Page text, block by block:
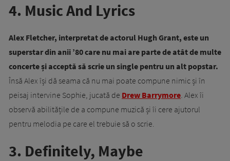
4. Music And Lyrics
Alex Fletcher, interpretat de actorul Hugh Grant, este un
superstar din anii ’80 care nu mai are parte de atât de multe
concerte și acceptă să scrie un single pentru un alt popstar.
Însă Alex își dă seama că nu mai poate compune nimic și în
peisaj intervine Sophie, jucată de Drew Barrymore. Alex îi
observă abilitățile de a compune muzică și îi cere ajutorul
pentru melodia pe care el trebuie să o scrie.
3. Definitely, Maybe